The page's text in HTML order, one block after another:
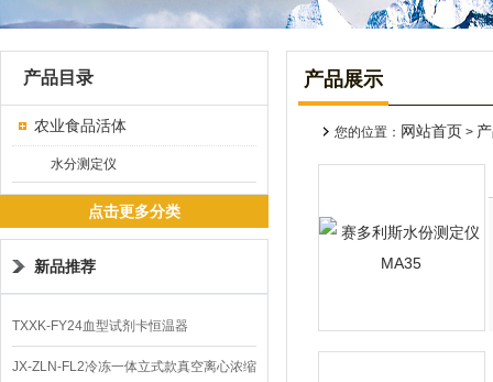
产品目录
农业食品活体
水分测定仪
点击更多分类
新品推荐
TXXK-FY24血型试剂卡恒温器
JX-ZLN-FL2冷冻一体立式款真空离心浓缩
产品展示
您的位置： 网站首页 >